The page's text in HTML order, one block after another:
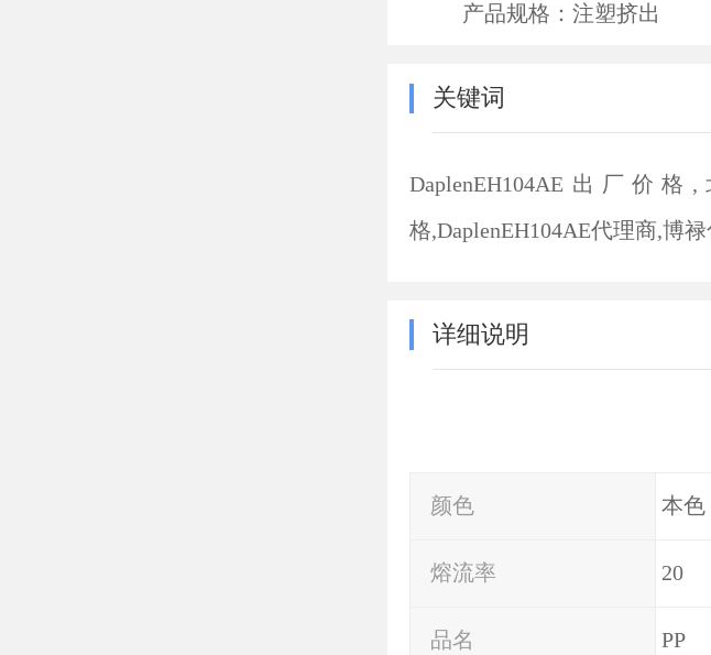
产品规格：注塑挤出
关键词
DaplenEH104AE出厂价格
格,DaplenEH104AE代理商,博
详细说明
颜色 本色
熔流率 20
品名 PP